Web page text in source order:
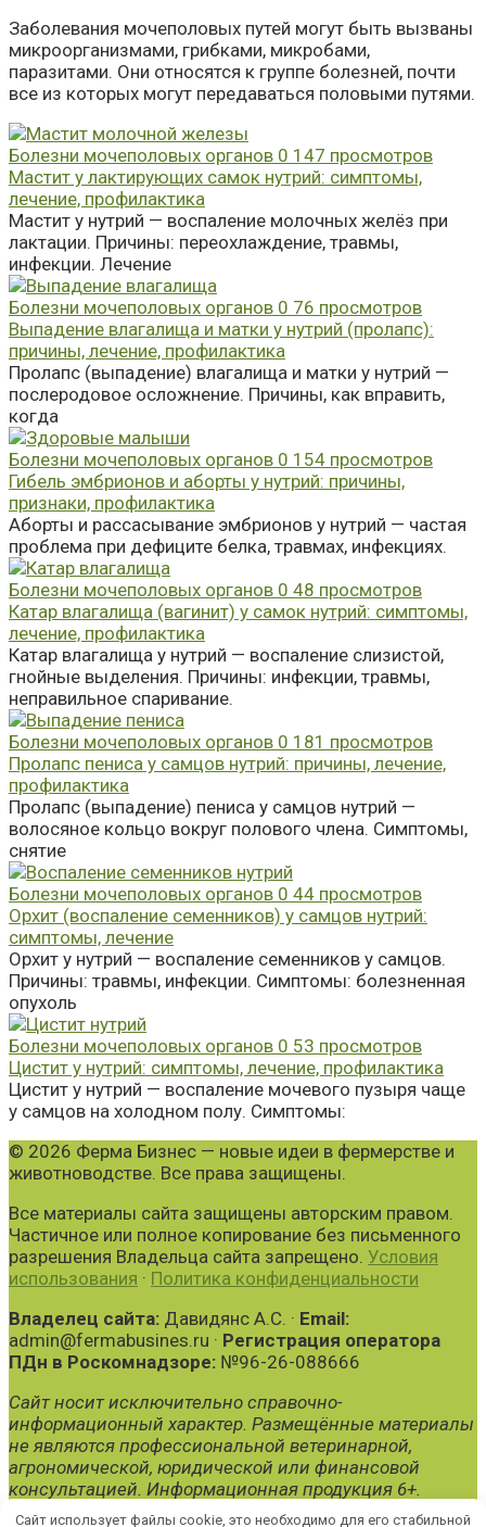
Заболевания мочеполовых путей могут быть вызваны
микроорганизмами, грибками, микробами,
паразитами. Они относятся к группе болезней, почти
все из которых могут передаваться половыми путями.
Болезни мочеполовых органов 0 147 просмотров
Мастит у лактирующих самок нутрий: симптомы,
лечение, профилактика
Мастит у нутрий — воспаление молочных желёз при
лактации. Причины: переохлаждение, травмы,
инфекции. Лечение
Болезни мочеполовых органов 0 76 просмотров
Выпадение влагалища и матки у нутрий (пролапс):
причины, лечение, профилактика
Пролапс (выпадение) влагалища и матки у нутрий —
послеродовое осложнение. Причины, как вправить,
когда
Болезни мочеполовых органов 0 154 просмотров
Гибель эмбрионов и аборты у нутрий: причины,
признаки, профилактика
Аборты и рассасывание эмбрионов у нутрий — частая
проблема при дефиците белка, травмах, инфекциях.
Болезни мочеполовых органов 0 48 просмотров
Катар влагалища (вагинит) у самок нутрий: симптомы,
лечение, профилактика
Катар влагалища у нутрий — воспаление слизистой,
гнойные выделения. Причины: инфекции, травмы,
неправильное спаривание.
Болезни мочеполовых органов 0 181 просмотров
Пролапс пениса у самцов нутрий: причины, лечение,
профилактика
Пролапс (выпадение) пениса у самцов нутрий —
волосяное кольцо вокруг полового члена. Симптомы,
снятие
Болезни мочеполовых органов 0 44 просмотров
Орхит (воспаление семенников) у самцов нутрий:
симптомы, лечение
Орхит у нутрий — воспаление семенников у самцов.
Причины: травмы, инфекции. Симптомы: болезненная
опухоль
Болезни мочеполовых органов 0 53 просмотров
Цистит у нутрий: симптомы, лечение, профилактика
Цистит у нутрий — воспаление мочевого пузыря чаще
у самцов на холодном полу. Симптомы:
© 2026 Ферма Бизнес — новые идеи в фермерстве и
животноводстве. Все права защищены.
Все материалы сайта защищены авторским правом.
Частичное или полное копирование без письменного
разрешения Владельца сайта запрещено. Условия
использования · Политика конфиденциальности
Владелец сайта: Давидянс А.С. · Email:
admin@fermabusines.ru · Регистрация оператора
ПДн в Роскомнадзоре: №96-26-088666
Сайт носит исключительно справочно-
информационный характер. Размещённые материалы
не являются профессиональной ветеринарной,
агрономической, юридической или финансовой
консультацией. Информационная продукция 6+.
Сайт использует файлы cookie, это необходимо для его стабильной